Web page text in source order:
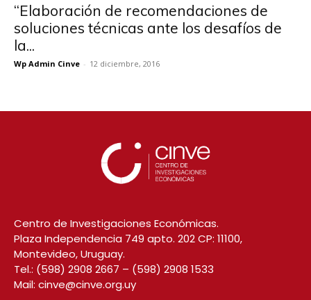
“Elaboración de recomendaciones de
soluciones técnicas ante los desafíos de
la...
Wp Admin Cinve - 12 diciembre, 2016
Centro de Investigaciones Económicas.
Plaza Independencia 749 apto. 202 CP: 11100,
Montevideo, Uruguay.
Tel.: (598) 2908 2667 – (598) 2908 1533
Mail: cinve@cinve.org.uy